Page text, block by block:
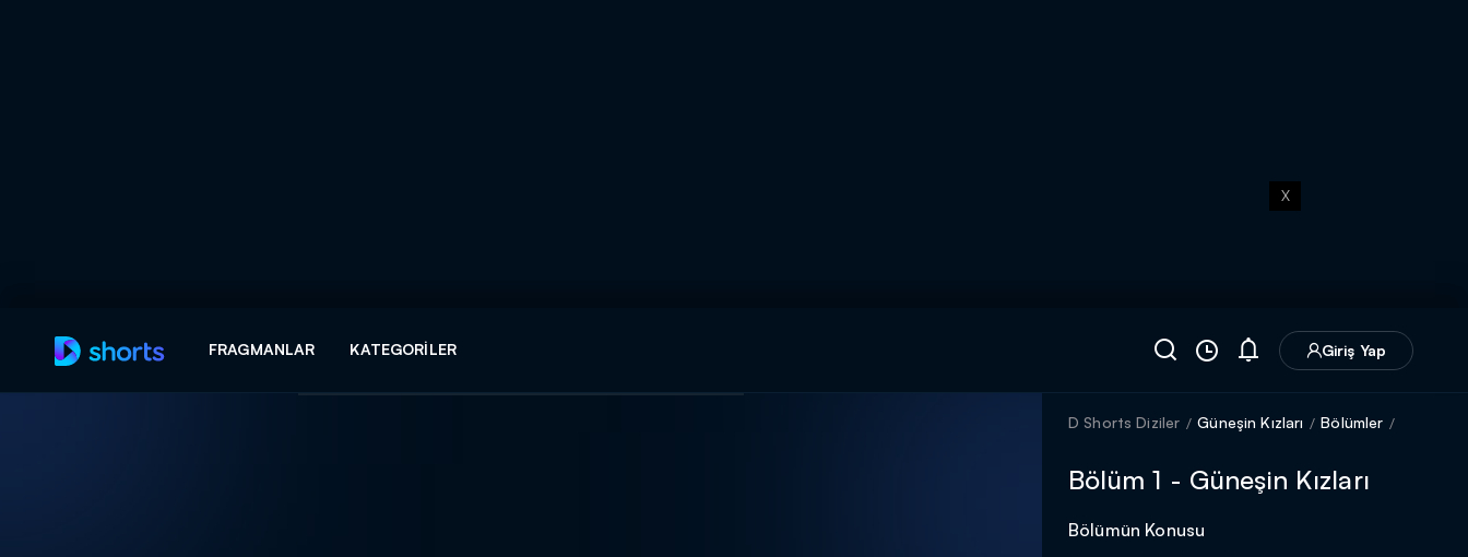
X
FRAGMANLAR KATEGORILER Giriş Yap
D Shorts Diziler Güneşin Kızları Bölümler
Bölüm 1 - Güneşin Kızları
Bölümün Konusu